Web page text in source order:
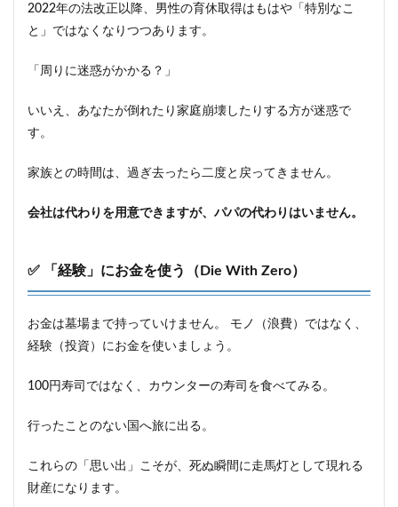
2022年の法改正以降、男性の育休取得はもはや「特別なこ
と」ではなくなりつつあります。
「周りに迷惑がかかる？」
いいえ、あなたが倒れたり家庭崩壊したりする方が迷惑で
す。
家族との時間は、過ぎ去ったら二度と戻ってきません。
会社は代わりを用意できますが、パパの代わりはいません。
✅ 「経験」にお金を使う（Die With Zero）
お金は墓場まで持っていけません。 モノ（浪費）ではなく、
経験（投資）にお金を使いましょう。
100円寿司ではなく、カウンターの寿司を食べてみる。
行ったことのない国へ旅に出る。
これらの「思い出」こそが、死ぬ瞬間に走馬灯として現れる
財産になります。